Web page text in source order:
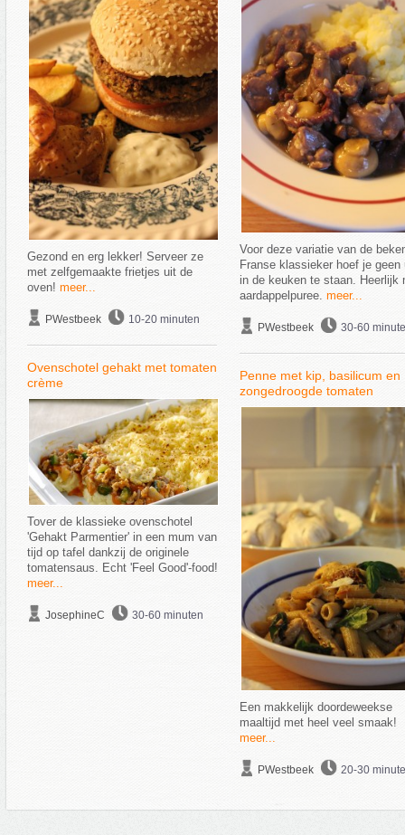
Gezond en erg lekker! Serveer ze
met zelfgemaakte frietjes uit de
oven! meer...
PWestbeek 10-20 minuten
Ovenschotel gehakt met tomaten
crème
Tover de klassieke ovenschotel
'Gehakt Parmentier' in een mum van
tijd op tafel dankzij de originele
tomatensaus. Echt 'Feel Good'-food!
meer...
JosephineC 30-60 minuten
Voor deze variatie van de
Franse klassieker hoef je geen
in de keuken te staan. Heerlijk
aardappelpuree. meer...
PWestbeek 30-60
Penne met kip, basilicum en
zongedroogde tomaten
Een makkelijk doordeweekse
maaltijd met heel veel smaak!
meer...
PWestbeek 20-30